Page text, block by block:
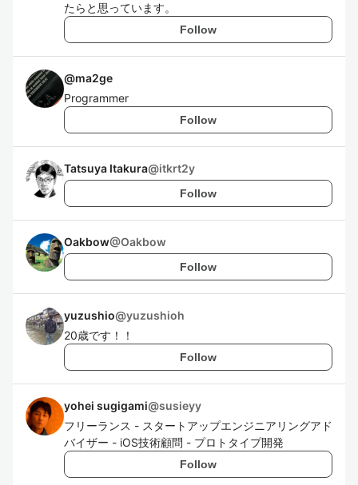
たらと思っています。
Follow
@ma2ge
Programmer
Follow
Tatsuya Itakura@itkrt2y
Follow
Oakbow@Oakbow
Follow
yuzushio@yuzushioh
20歳です！！
Follow
yohei sugigami@susieyy
フリーランス - スタートアップエンジニアリングアド
バイザー - iOS技術顧問 - プロトタイプ開発
Follow